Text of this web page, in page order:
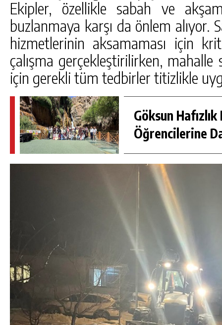
Ekipler, özellikle sabah ve
buzlanmaya karşı da önlem alıyor.
hizmetlerinin aksamaması için
çalışma gerçekleştirilirken, mahalle
için gerekli tüm tedbirler titizlikle
Göksun Hafızlık
Öğrencilerine